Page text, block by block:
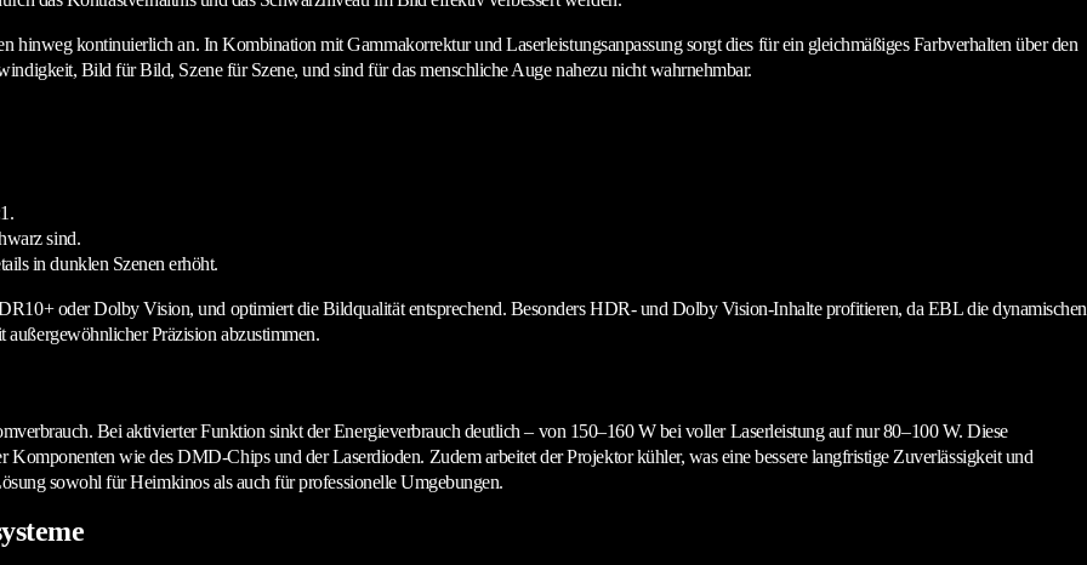
hinweg kontinuierlich an. In Kombination mit Gammakorrektur und Laserleistungsanpassung sorgt dies für ein gleichmäßiges Farbverhalten über den
Bild für Bild, Szene für Szene, und sind für das menschliche Auge nahezu nicht wahrnehmbar.
sind.
in dunklen Szenen erhöht.
oder Dolby Vision, und optimiert die Bildqualität entsprechend. Besonders HDR- und Dolby Vision-Inhalte profitieren, da EBL die dynamischen
Präzision abzustimmen.
Bei aktivierter Funktion sinkt der Energieverbrauch deutlich – von 150–160 W bei voller Laserleistung auf nur 80–100 W. Diese
wie des DMD-Chips und der Laserdioden. Zudem arbeitet der Projektor kühler, was eine bessere langfristige Zuverlässigkeit und
sowohl für Heimkinos als auch für professionelle Umgebungen.